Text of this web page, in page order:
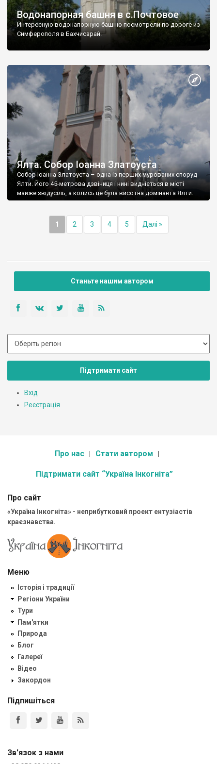
Водонапорная башня в с.Почтовое
Интересную водонапорную башню посмотрели по дороге из
Симферополя в Бахчисарай.
Ялта. Собор Іоанна Златоуста
Собор Іоанна Златоуста – одна із перших мурованих споруд
Ялти. Його 45-метрова дзвіниця і нині видніється в місті
майже звідусіль, а колись це була висотна домінанта Ялти.
1 2 3 4 5 Далі »
Станьте нашим автором
Підтримати сайт
Вхід
Реєстрація
Про нас Стати автором
Підтримати сайт “Україна Інкогніта”
Про сайт
«Україна Інкогніта» - неприбутковий проект ентузіастів
краєзнавства.
Меню
Історія і традиції
Регіони України
Тури
Пам'ятки
Природа
Блог
Галереї
Відео
Закордон
Підпишіться
Зв'язок з нами